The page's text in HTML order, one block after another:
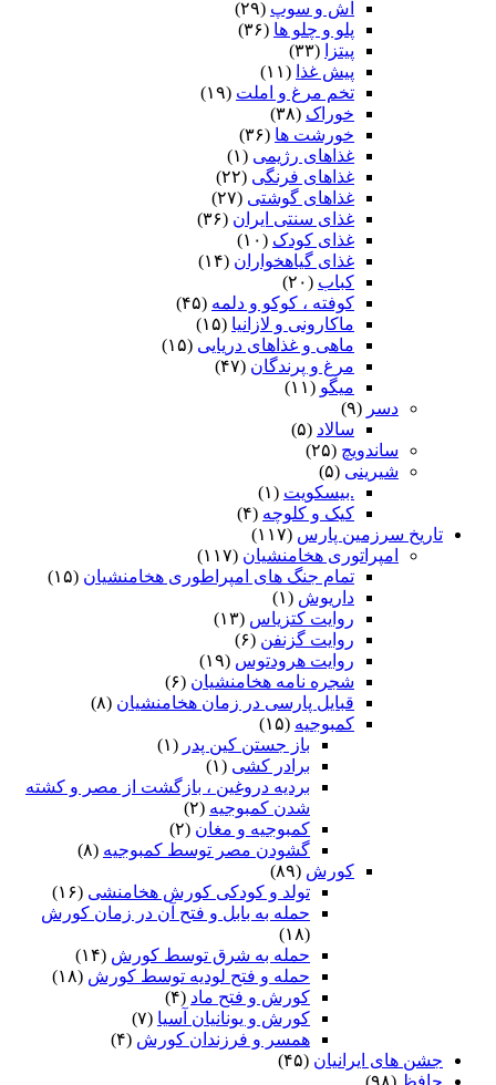
آش و سوپ (۲۹)
پلو و چلو ها (۳۶)
پیتزا
(۳۳)
پیش غذا (۱۱)
تخم مرغ و املت (۱۹)
خوراک (۳۸)
خورشت ها (۳۶)
غذاهای رژیمی (۱)
غذاهای فرنگی (۲۲)
غذاهای گوشتی (۲۷)
غذای سنتی ایران (۳۶)
غذای کودک (۱۰)
غذای گیاهخواران (۱۴)
کباب (۲۰)
کوفته ، کوکو و دلمه (۴۵)
ماکارونی و لازانیا (۱۵)
ماهی و غذاهای دریایی (۱۵)
مرغ و پرندگان (۴۷)
میگو (۱۱)
دسر (۹)
سالاد (۵)
ساندویچ (۲۵)
شیرینی (۵)
.بیسکویت (۱)
کیک و کلوچه (۴)
تاریخ سرزمین پارس (۱۱۷)
امپراتوری هخامنشیان (۱۱۷)
تمام جنگ های امپراطوری هخامنشیان (۱۵)
داریوش (۱)
روایت کتزیاس (۱۳)
روایت گزنفن (۶)
روایت هرودتوس (۱۹)
شجره نامه هخامنشیان (۶)
قبایل پارسی در زمان هخامنشیان (۸)
کمبوجیه (۱۵)
باز جستن کین پدر (۱)
برادر کشی (۱)
بردیه دروغین ، بازگشت از مصر و کشته
شدن کمبوجیه (۲)
کمبوجیه و مغان (۲)
گشودن مصر توسط کمبوجیه (۸)
کورش (۸۹)
تولد و کودکی کورش هخامنشی (۱۶)
حمله به بابل و فتح آن در زمان کورش
(۱۸)
حمله به شرق توسط کورش (۱۴)
حمله و فتح لودیه توسط کورش (۱۸)
کورش و فتح ماد (۴)
کورش و یونانیان آسیا (۷)
همسر و فرزندان کورش (۴)
جشن های ایرانیان (۴۵)
حافظ (۹۸)